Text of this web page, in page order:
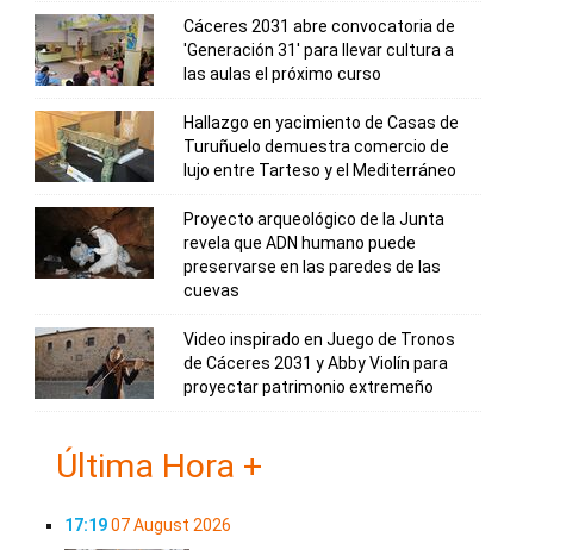
Cáceres 2031 abre convocatoria de
'Generación 31' para llevar cultura a
las aulas el próximo curso
Hallazgo en yacimiento de Casas de
Turuñuelo demuestra comercio de
lujo entre Tarteso y el Mediterráneo
Proyecto arqueológico de la Junta
revela que ADN humano puede
preservarse en las paredes de las
cuevas
Video inspirado en Juego de Tronos
de Cáceres 2031 y Abby Violín para
proyectar patrimonio extremeño
Última Hora +
17:1907 August 2026